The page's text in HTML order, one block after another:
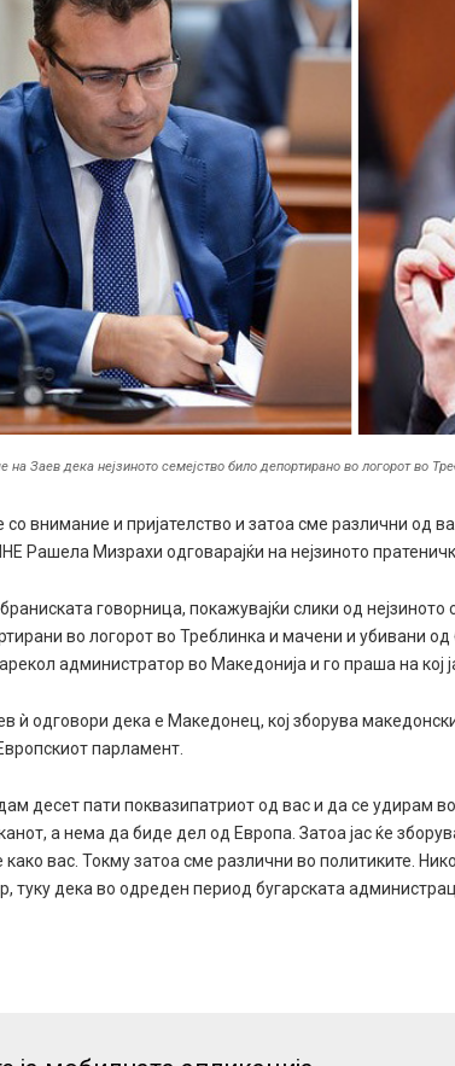
на Заев дека нејзиното семејство било депортирано во логорот во
со внимание и пријателство и затоа сме различни од
Рашела Мизрахи одговарајќи на нејзиното
говорница, покажувајќи слики од
во логорот во Треблинка и мачени и убивани од
администратор во Македонија и го праша на кој
ѝ одговори дека е Македонец, кој зборува
парламент.
десет пати поквазипатриот од вас и да се удирам
а нема да биде дел од Европа. Затоа јас ќе
вас. Токму затоа сме различни во политиките.
туку дека во одреден период бугарската